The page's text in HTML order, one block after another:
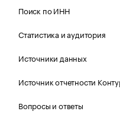
Поиск по ИНН
Статистика и аудитория
Источники данных
Источник отчетности
Вопросы и ответы